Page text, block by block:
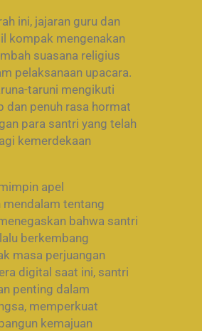
ini, jajaran guru dan
kompak mengenakan
suasana religius
pelaksanaan upacara.
taruni mengikuti
dan penuh rasa hormat
para santri yang telah
kemerdekaan
apel
tentang
bahwa santri
berkembang
masa perjuangan
digital saat ini, santri
penting dalam
memperkuat
kemajuan